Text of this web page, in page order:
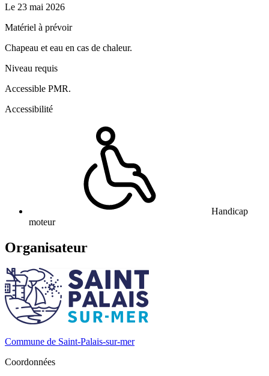
Le 23 mai 2026
Matériel à prévoir
Chapeau et eau en cas de chaleur.
Niveau requis
Accessible PMR.
Accessibilité
Handicap
moteur
Organisateur
Commune de Saint-Palais-sur-mer
Coordonnées